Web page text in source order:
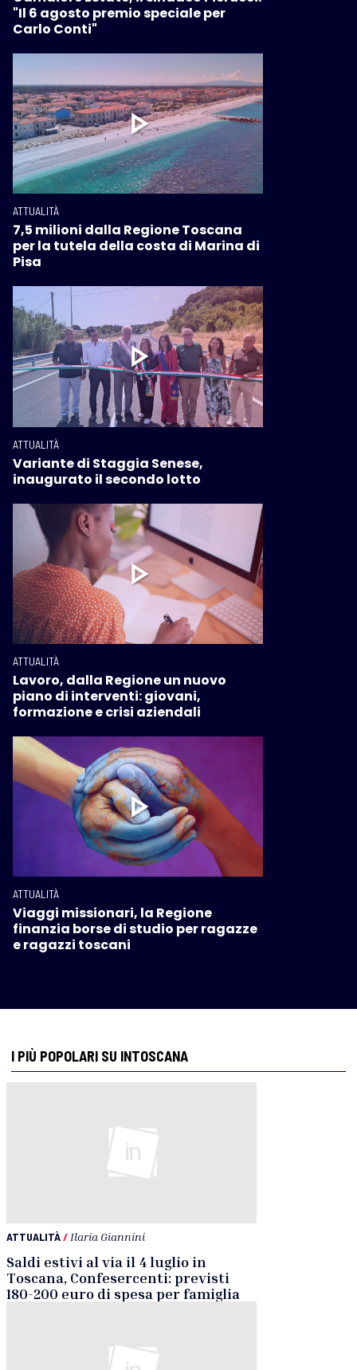
"Il 6 agosto premio speciale per
Carlo Conti"
ATTUALITÀ
7,5 milioni dalla Regione Toscana
per la tutela della costa di Marina di
Pisa
ATTUALITÀ
Variante di Staggia Senese,
inaugurato il secondo lotto
ATTUALITÀ
Lavoro, dalla Regione un nuovo
piano di interventi: giovani,
formazione e crisi aziendali
ATTUALITÀ
Viaggi missionari, la Regione
finanzia borse di studio per ragazze
e ragazzi toscani
I PIÙ POPOLARI SU INTOSCANA
ATTUALITÀ/ Ilaria Giannini
Saldi estivi al via il 4 luglio in
Toscana, Confesercenti: previsti
180-200 euro di spesa per famiglia